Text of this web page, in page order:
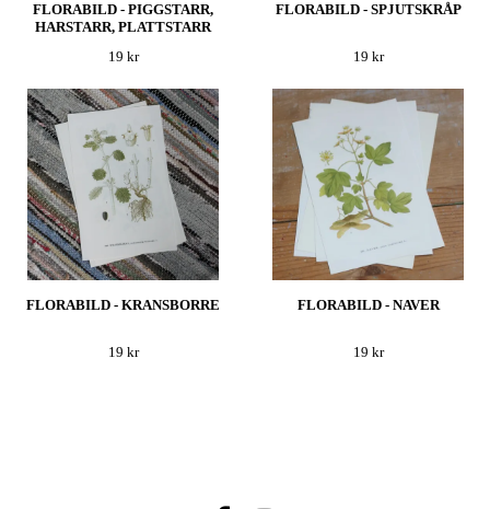
FLORABILD - PIGGSTARR,
HARSTARR, PLATTSTARR
19 kr
FLORABILD - SPJUTSKRÅP
19 kr
FLORABILD - KRANSBORRE
19 kr
FLORABILD - NAVER
19 kr